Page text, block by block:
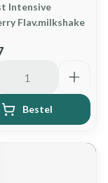
Intensive
Flav.milkshake
Bestel